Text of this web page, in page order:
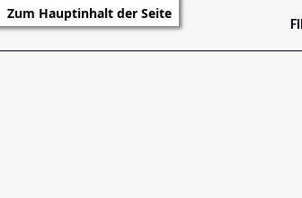
Zum Hauptinhalt der Seite